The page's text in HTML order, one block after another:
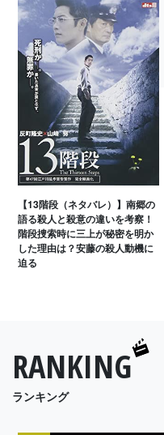
【13階段（ネタバレ）】南郷の
語る殺人と殺意の違いを考察！
階段捜索時に三上が秘密を明か
した理由は？安藤の殺人動機に
迫る
RANKING
ランキング